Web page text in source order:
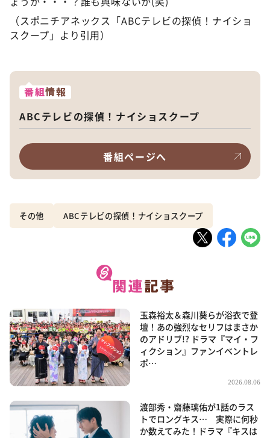
（スポニチアネックス「ABCテレビの探偵！ナイショ
スクープ」より引用）
番組情報
ABCテレビの探偵！ナイショスクープ
番組ページへ
その他 ABCテレビの探偵！ナイショスクープ
玉森裕太＆森川葵らが浴衣で登
壇！あの強烈なセリフはまさか
のアドリブ!? ドラマ『マイ・フ
ィクション』ファンイベントレ
ポ…
2026.08.06
渡部秀・齋藤璃佑が1話のラス
トでロングキス… 実際に何秒
か数えてみた！ドラマ『キスは